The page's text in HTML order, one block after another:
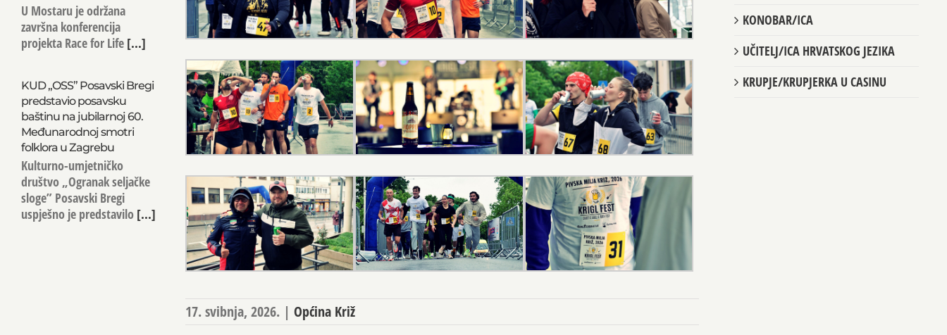
17. svibnja, 2026. | Općina Križ
U Mostaru je održana
završna konferencija
projekta Race for Life[...]
KUD „OSS” Posavski Bregi
predstavio posavsku
baštinu na jubilarnoj 60.
Međunarodnoj smotri
folklora u Zagrebu
Kulturno-umjetničko
društvo „Ogranak seljačke
sloge” Posavski Bregi
uspješno je predstavilo[...]
KONOBAR/ICA
UČITELJ/ICA HRVATSKOG JEZIKA
KRUPJE/KRUPJERKA U CASINU